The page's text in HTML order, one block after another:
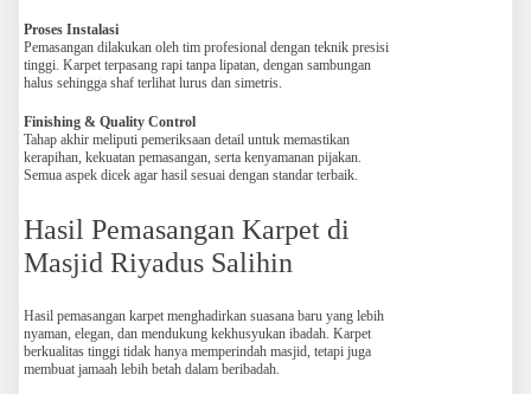
Proses Instalasi
Pemasangan dilakukan oleh tim profesional dengan teknik presisi
tinggi. Karpet terpasang rapi tanpa lipatan, dengan sambungan
halus sehingga shaf terlihat lurus dan simetris.
Finishing & Quality Control
Tahap akhir meliputi pemeriksaan detail untuk memastikan
kerapihan, kekuatan pemasangan, serta kenyamanan pijakan.
Semua aspek dicek agar hasil sesuai dengan standar terbaik.
Hasil Pemasangan Karpet di
Masjid Riyadus Salihin
Hasil pemasangan karpet menghadirkan suasana baru yang lebih
nyaman, elegan, dan mendukung kekhusyukan ibadah. Karpet
berkualitas tinggi tidak hanya memperindah masjid, tetapi juga
membuat jamaah lebih betah dalam beribadah.